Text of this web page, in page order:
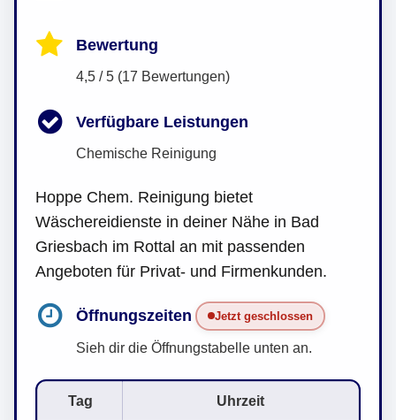
Bewertung
4,5 / 5 (17 Bewertungen)
Verfügbare Leistungen
Chemische Reinigung
Hoppe Chem. Reinigung bietet
Wäschereidienste in deiner Nähe in Bad
Griesbach im Rottal an mit passenden
Angeboten für Privat- und Firmenkunden.
Öffnungszeiten Jetzt geschlossen
Sieh dir die Öffnungstabelle unten an.
Tag Uhrzeit